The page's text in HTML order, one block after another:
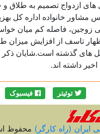
که در نخستین سال های ازدواج
مشاور خانواده
زوجین، فاصله کم میان
تاسف از افزایش
داشته اند.
توئیتر فیسبوک
ايران (راه کارگر) محفوظ است.